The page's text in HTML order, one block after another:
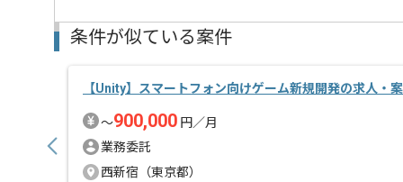
VRやブロックチェーンゲームの開発を行う企業の案件
ゲームが好きな方や積極的にコミュニケーションを
取ることができる方、 自らキャッチアップをしながら
作業改善や提案をしていただける方にマッチします。
条件が似ている案件
【Unity】スマートフォン向けゲーム新規開発の求人・
〜900,000 円／月
業務委託
西新宿（東京都）